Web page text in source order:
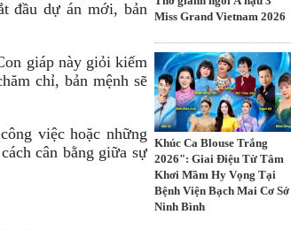
đầu dự án mới, bản
giáp này giỏi kiếm
chỉ, bản mệnh sẽ
việc hoặc những
cân bằng giữa sự
Miss Grand Vietnam 2026
Khúc Ca Blouse Trắng
2026": Giai Điệu Từ Tâm
Khơi Mầm Hy Vọng Tại
Bệnh Viện Bạch Mai Cơ Sở
Ninh Bình